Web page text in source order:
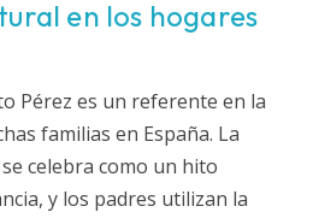
en los hogares
Pérez es un referente en la
familias en España. La
celebra como un hito
y los padres utilizan la